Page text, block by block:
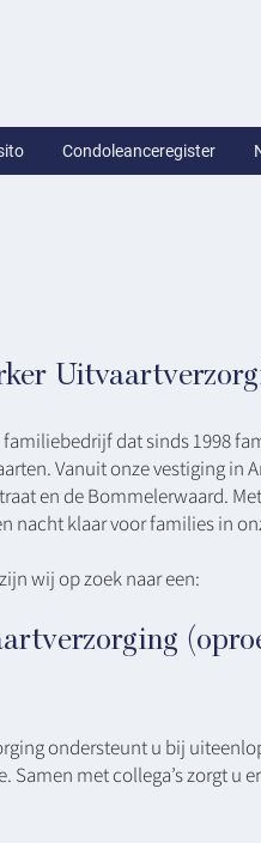
dat sinds 1998
Vanuit onze vestiging in
en de Bommelerwaard.
nacht klaar voor families in
wij op zoek naar een:
ondersteunt u bij
Samen met collega’s zorgt u
Condoleanceregister